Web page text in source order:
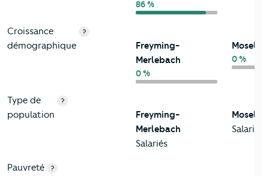
86 %
Croissance
démographique
?
Freyming-
Merlebach
0 %
Moselle
0 %
Type de
population
?
Freyming-
Merlebach
Salariés
Moselle
Salariés
Pauvreté ?